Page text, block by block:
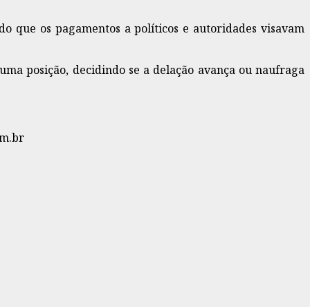
que os pagamentos a políticos e autoridades visavam
posição, decidindo se a delação avança ou naufraga